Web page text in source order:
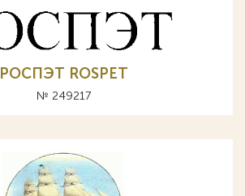
РОСПЭТ ROSPET
№ 249217